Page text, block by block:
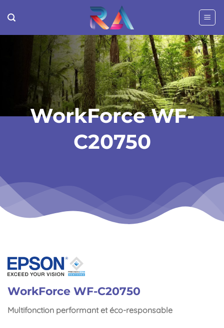
au
WorkForce WF-
C20750
WorkForce WF-C20750
Multifonction performant et éco-responsable